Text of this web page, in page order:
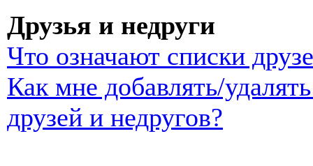
Друзья и недруги
Что означают списки
Как мне добавлять/
друзей и недругов?